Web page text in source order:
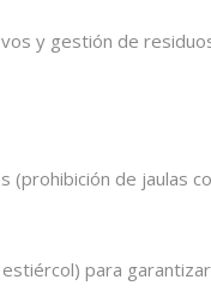
y gestión de
de jaulas
para